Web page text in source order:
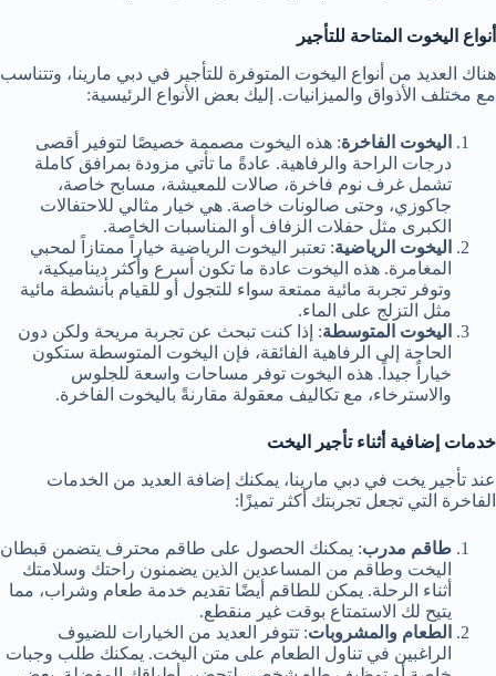
أنواع اليخوت المتاحة للتأجير
هناك العديد من أنواع اليخوت المتوفرة للتأجير في دبي مارينا، وتتناسب
مع مختلف الأذواق والميزانيات. إليك بعض الأنواع الرئيسية:
اليخوت الفاخرة: هذه اليخوت مصممة خصيصًا لتوفير أقصى
درجات الراحة والرفاهية. عادةً ما تأتي مزودة بمرافق كاملة
تشمل غرف نوم فاخرة، صالات للمعيشة، مسابح خاصة،
جاكوزي، وحتى صالونات خاصة. هي خيار مثالي للاحتفالات
الكبرى مثل حفلات الزفاف أو المناسبات الخاصة.
اليخوت الرياضية: تعتبر اليخوت الرياضية خياراً ممتازاً لمحبي
المغامرة. هذه اليخوت عادة ما تكون أسرع وأكثر ديناميكية،
وتوفر تجربة مائية ممتعة سواء للتجول أو للقيام بأنشطة مائية
مثل التزلج على الماء.
اليخوت المتوسطة: إذا كنت تبحث عن تجربة مريحة ولكن دون
الحاجة إلى الرفاهية الفائقة، فإن اليخوت المتوسطة ستكون
خياراً جيداً. هذه اليخوت توفر مساحات واسعة للجلوس
والاسترخاء، مع تكاليف معقولة مقارنةً باليخوت الفاخرة.
خدمات إضافية أثناء تأجير اليخت
عند تأجير يخت في دبي مارينا، يمكنك إضافة العديد من الخدمات
الفاخرة التي تجعل تجربتك أكثر تميزًا:
طاقم مدرب: يمكنك الحصول على طاقم محترف يتضمن قبطان
اليخت وطاقم من المساعدين الذين يضمنون راحتك وسلامتك
أثناء الرحلة. يمكن للطاقم أيضًا تقديم خدمة طعام وشراب، مما
يتيح لك الاستمتاع بوقت غير منقطع.
الطعام والمشروبات: تتوفر العديد من الخيارات للضيوف
الراغبين في تناول الطعام على متن اليخت. يمكنك طلب وجبات